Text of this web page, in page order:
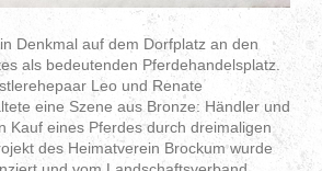
Denkmal auf dem Dorfplatz an den
als bedeutenden Pferdehandelsplatz.
Leo und Renate
eine Szene aus Bronze: Händler und
Kauf eines Pferdes durch dreimaligen
des Heimatverein Brockum wurde